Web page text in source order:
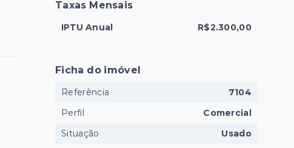
Taxas Mensais
IPTU Anual R$2.300,00
Ficha do imóvel
Referência
7104
Perfil
Comercial
Situação
Usado